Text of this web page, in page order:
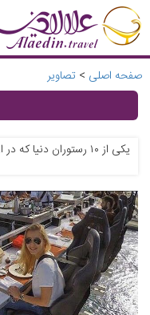
صفحه اصلی > تصاویر
یکی از ۱۰ رستوران دنیا که در ارتفاع ۵۰ متری غذا سرو می شود .